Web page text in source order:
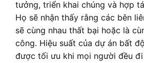
tưởng, triển khai chúng và hợp
Họ sẽ nhận thấy rằng các bên
sẽ cùng nhau thất bại hoặc là
công. Hiệu suất của dự án bất
được tối ưu khi mọi người đều